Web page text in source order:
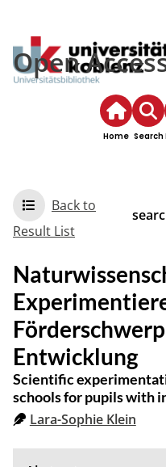
Open
Home Search
Back to
Result List
Entwicklung
Scientific
schools for pupils with
Lara-Sophie Klein